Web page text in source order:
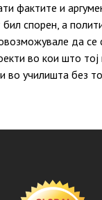
фактите и
спорен, а
да се
во кои што тој
во училишта без